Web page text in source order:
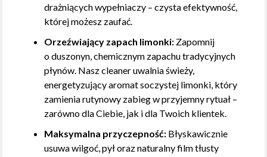
drażniących wypełniaczy – czysta efektywność,
której możesz zaufać.
Orzeźwiający zapach limonki: Zapomnij
o duszonyn, chemicznym zapachu tradycyjnych
płynów. Nasz cleaner uwalnia świeży,
energetyzujący aromat soczystej limonki, który
zamienia rutynowy zabieg w przyjemny rytuał –
zarówno dla Ciebie, jak i dla Twoich klientek.
Maksymalna przyczepność: Błyskawicznie
usuwa wilgoć, pył oraz naturalny film tłusty